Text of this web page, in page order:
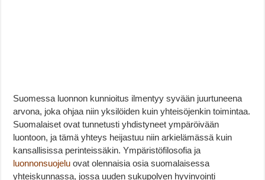
Suomessa luonnon kunnioitus ilmentyy syvään juurtuneena
arvona, joka ohjaa niin yksilöiden kuin yhteisöjenkin toimintaa.
Suomalaiset ovat tunnetusti yhdistyneet ympäröivään
luontoon, ja tämä yhteys heijastuu niin arkielämässä kuin
kansallisissa perinteissäkin. Ympäristöfilosofia ja
luonnonsuojelu ovat olennaisia osia suomalaisessa
yhteiskunnassa, jossa uuden sukupolven hyvinvointi